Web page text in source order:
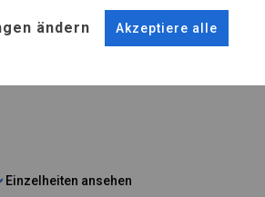
ANSCHLÜSSE
Einzelheiten ansehen
ändern Akzeptiere alle